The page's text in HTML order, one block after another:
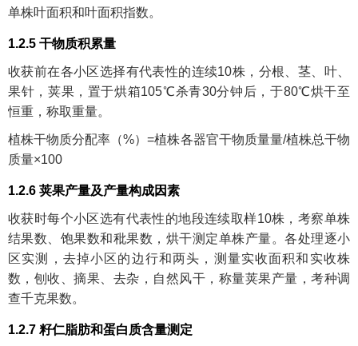
单株叶面积和叶面积指数。
1.2.5 干物质积累量
收获前在各小区选择有代表性的连续10株，分根、茎、叶、
果针，荚果，置于烘箱105℃杀青30分钟后，于80℃烘干至
恒重，称取重量。
植株干物质分配率（%）=植株各器官干物质量量/植株总干物
质量×100
1.2.6 荚果产量及产量构成因素
收获时每个小区选有代表性的地段连续取样10株，考察单株
结果数、饱果数和秕果数，烘干测定单株产量。各处理逐小
区实测，去掉小区的边行和两头，测量实收面积和实收株
数，刨收、摘果、去杂，自然风干，称量荚果产量，考种调
查千克果数。
1.2.7 籽仁脂肪和蛋白质含量测定